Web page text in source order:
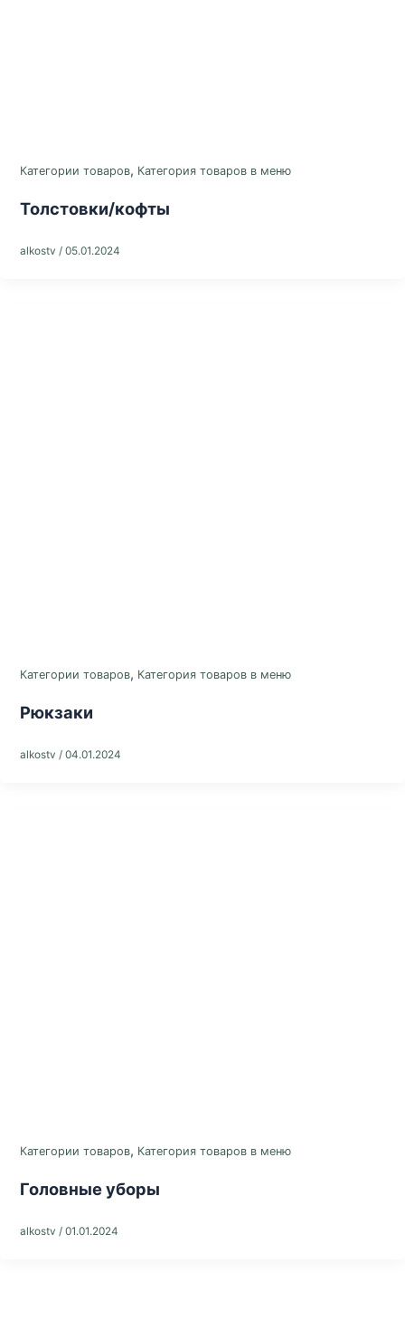
Категории товаров, Категория товаров в меню
Толстовки/кофты
alkostv / 05.01.2024
Категории товаров, Категория товаров в меню
Рюкзаки
alkostv / 04.01.2024
Категории товаров, Категория товаров в меню
Головные уборы
alkostv / 01.01.2024